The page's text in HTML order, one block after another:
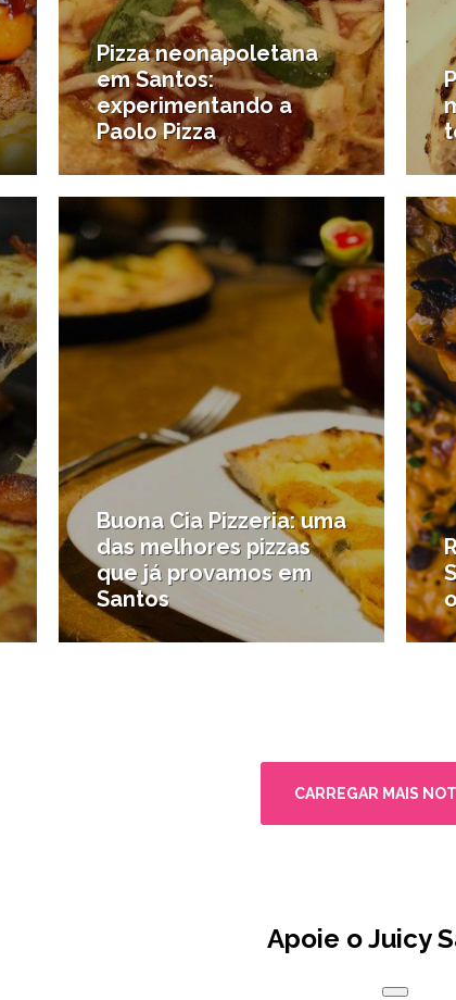
Pizza neonapoletana
em Santos:
experimentando a
Paolo Pizza
22/03/2019
Buona Cia Pizzeria: uma
das melhores pizzas
que já provamos em
Santos
CARREGAR MAIS
Apoie o Juicy